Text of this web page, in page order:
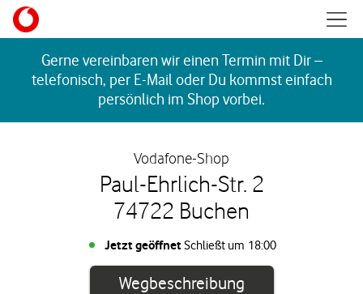
Skip to content
Gerne vereinbaren wir einen Termin mit Dir –
telefonisch, per E-Mail oder Du kommst einfach
persönlich im Shop vorbei.
Vodafone-Shop
Paul-Ehrlich-Str. 2
74722 Buchen
Jetzt geöffnetSchließt um 18:00
WegbeschreibungLink öffnet in